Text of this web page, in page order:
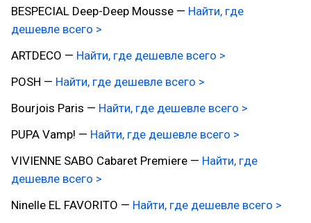
BESPECIAL Deep-Deep Mousse — Найти, где
дешевле всего >
ARTDECO — Найти, где дешевле всего >
POSH — Найти, где дешевле всего >
Bourjois Paris — Найти, где дешевле всего >
PUPA Vamp! — Найти, где дешевле всего >
VIVIENNE SABO Cabaret Premiere — Найти, где
дешевле всего >
Ninelle EL FAVORITO — Найти, где дешевле всего >